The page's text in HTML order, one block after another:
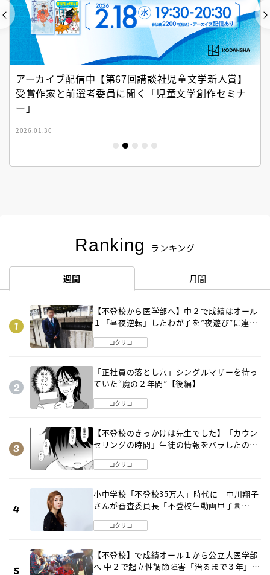
アーカイブ配信中【第67回講談社児童文学新人賞】
受賞作家と前選考委員に聞く「児童文学創作セミナ
ー」
2026.01.30
Ranking ランキング
週間 月間
【不登校から医学部へ】中２で成績はオール
１「昼夜逆転」したわが子を”夜遊び”に連れ
コクリコ
「正社員の落とし穴」シングルマザーを待っ
ていた“魔の２年間”【後編】
コクリコ
【不登校のきっかけは先生でした】「カウン
セリングの時間」生徒の情報をバラしたの
コクリコ
小中学校「不登校35万人」時代に 中川翔子
さんが審査委員長「不登校生動画甲子園
コクリコ
【不登校】で成績オール１から公立大医学部
へ 中２で起立性調節障害「治るまで３年」の